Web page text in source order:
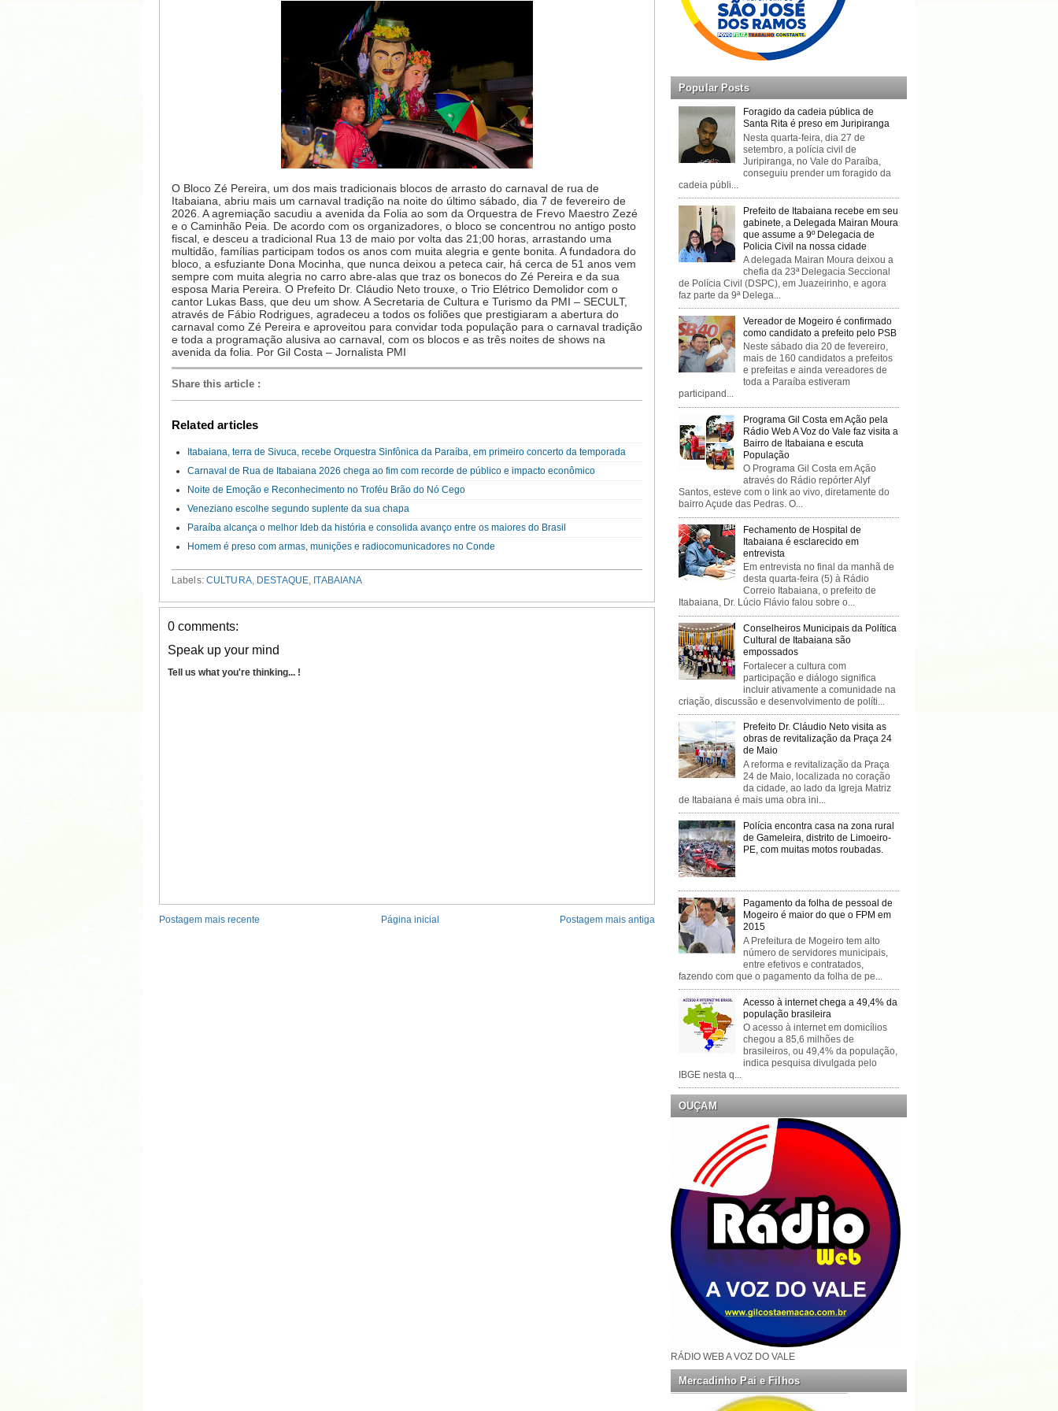
O Bloco Zé Pereira, um dos mais tradicionais blocos de arrasto do carnaval de rua de
Itabaiana, abriu mais um carnaval tradição na noite do último sábado, dia 7 de fevereiro de
2026. A agremiação sacudiu a avenida da Folia ao som da Orquestra de Frevo Maestro Zezé
e o Caminhão Peia. De acordo com os organizadores, o bloco se concentrou no antigo posto
fiscal, e desceu a tradicional Rua 13 de maio por volta das 21;00 horas, arrastando uma
multidão, famílias participam todos os anos com muita alegria e gente bonita. A fundadora do
bloco, a esfuziante Dona Mocinha, que nunca deixou a peteca cair, há cerca de 51 anos vem
sempre com muita alegria no carro abre-alas que traz os bonecos do Zé Pereira e da sua
esposa Maria Pereira. O Prefeito Dr. Cláudio Neto trouxe, o Trio Elétrico Demolidor com o
cantor Lukas Bass, que deu um show. A Secretaria de Cultura e Turismo da PMI – SECULT,
através de Fábio Rodrigues, agradeceu a todos os foliões que prestigiaram a abertura do
carnaval como Zé Pereira e aproveitou para convidar toda população para o carnaval tradição
e toda a programação alusiva ao carnaval, com os blocos e as três noites de shows na
avenida da folia. Por Gil Costa – Jornalista PMI
Share this article :
Related articles
Itabaiana, terra de Sivuca, recebe Orquestra Sinfônica da Paraíba, em primeiro concerto da temporada
Carnaval de Rua de Itabaiana 2026 chega ao fim com recorde de público e impacto econômico
Noite de Emoção e Reconhecimento no Troféu Brão do Nó Cego
Veneziano escolhe segundo suplente da sua chapa
Paraíba alcança o melhor Ideb da história e consolida avanço entre os maiores do Brasil
Homem é preso com armas, munições e radiocomunicadores no Conde
Labels: CULTURA, DESTAQUE ITABAIANA
0 comments:
Speak up your mind
Tell us what you're thinking... !
Postagem mais recente Postagem mais antiga
Página inicial
Popular Posts
Foragido da cadeia pública de
Santa Rita é preso em Juripiranga
Nesta quarta-feira, dia 27 de
setembro, a polícia civil de
Juripiranga, no Vale do Paraíba,
conseguiu prender um foragido da
cadeia públi...
Prefeito de Itabaiana recebe em seu
gabinete, a Delegada Mairan Moura
que assume a 9º Delegacia de
Policia Civil na nossa cidade
A delegada Mairan Moura deixou a
chefia da 23ª Delegacia Seccional
de Polícia Civil (DSPC), em Juazeirinho, e agora
faz parte da 9ª Delega...
Vereador de Mogeiro é confirmado
como candidato a prefeito pelo PSB
Neste sábado dia 20 de fevereiro,
mais de 160 candidatos a prefeitos
e prefeitas e ainda vereadores de
toda a Paraíba estiveram
participand...
Programa Gil Costa em Ação pela
Rádio Web A Voz do Vale faz visita a
Bairro de Itabaiana e escuta
População
O Programa Gil Costa em Ação
através do Rádio repórter Alyf
Santos, esteve com o link ao vivo, diretamente do
bairro Açude das Pedras. O...
Fechamento de Hospital de
Itabaiana é esclarecido em
entrevista
Em entrevista no final da manhã de
desta quarta-feira (5) à Rádio
Correio Itabaiana, o prefeito de
Itabaiana, Dr. Lúcio Flávio falou sobre o...
Conselheiros Municipais da Política
Cultural de Itabaiana são
empossados
Fortalecer a cultura com
participação e diálogo significa
incluir ativamente a comunidade na
criação, discussão e desenvolvimento de políti...
Prefeito Dr. Cláudio Neto visita as
obras de revitalização da Praça 24
de Maio
A reforma e revitalização da Praça
24 de Maio, localizada no coração
da cidade, ao lado da Igreja Matriz
de Itabaiana é mais uma obra ini...
Polícia encontra casa na zona rural
de Gameleira, distrito de Limoeiro-
PE, com muitas motos roubadas.
Pagamento da folha de pessoal de
Mogeiro é maior do que o FPM em
2015
A Prefeitura de Mogeiro tem alto
número de servidores municipais,
entre efetivos e contratados,
fazendo com que o pagamento da folha de pe...
Acesso à internet chega a 49,4% da
população brasileira
O acesso à internet em domicílios
chegou a 85,6 milhões de
brasileiros, ou 49,4% da população,
indica pesquisa divulgada pelo
IBGE nesta q...
OUÇAM
RÁDIO WEB A VOZ DO VALE
Mercadinho Pai e Filhos